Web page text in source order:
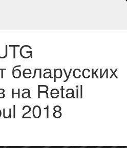
беларусских
на Retail
2018